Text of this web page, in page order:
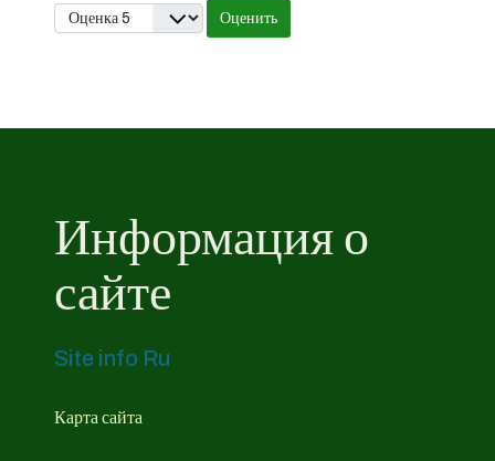
Пожалуйста, оцените
Информация о
сайте
Site info Ru
Карта сайта